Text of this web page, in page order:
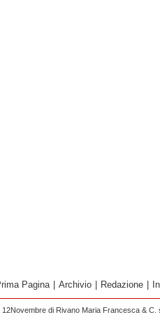
Pagina Archivio Redazione
di Rivano Maria Francesca &